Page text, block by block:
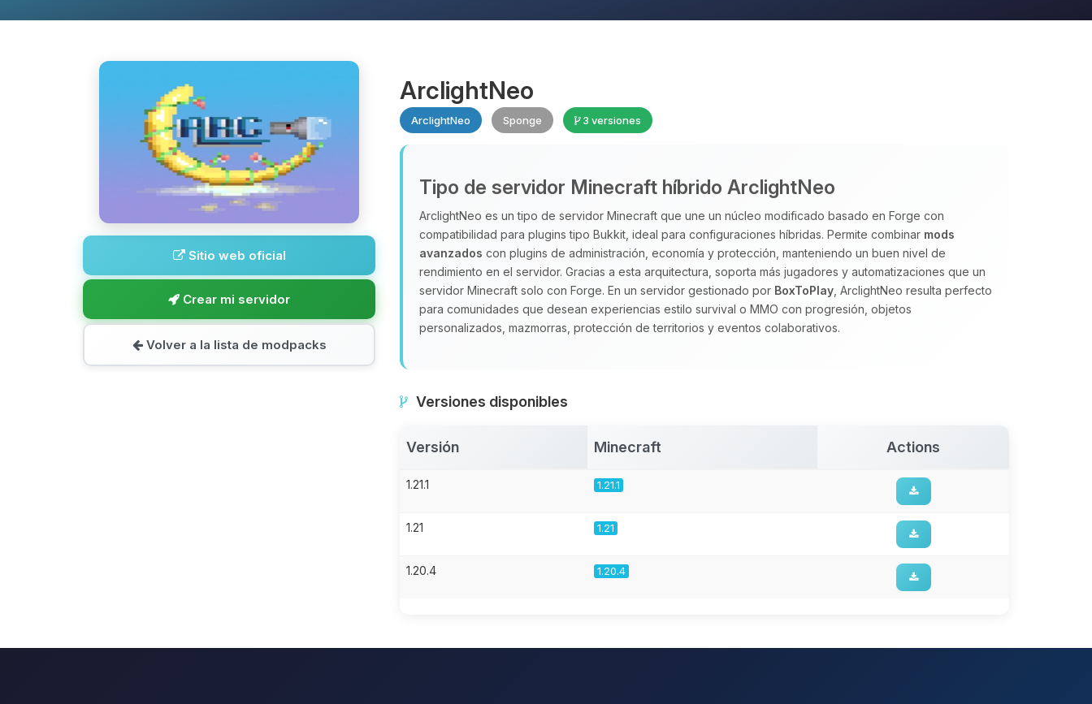
Sitio web oficial
Crear mi servidor
Volver a la lista de modpacks
ArclightNeo
ArclightNeo Sponge 3 versiones
Tipo de servidor Minecraft híbrido ArclightNeo
ArclightNeo es un tipo de servidor Minecraft que une un núcleo modificado basado en Forge con
compatibilidad para plugins tipo Bukkit, ideal para configuraciones híbridas. Permite combinar mods
avanzados con plugins de administración, economía y protección, manteniendo un buen nivel de
rendimiento en el servidor. Gracias a esta arquitectura, soporta más jugadores y automatizaciones que un
servidor Minecraft solo con Forge. En un servidor gestionado por BoxToPlay , ArclightNeo resulta perfecto
para comunidades que desean experiencias estilo survival o MMO con progresión, objetos
personalizados, mazmorras, protección de territorios y eventos colaborativos.
Versiones disponibles
Versión Minecraft Actions
1.21.1 1.21.1
1.21 1.21
1.20.4 1.20.4